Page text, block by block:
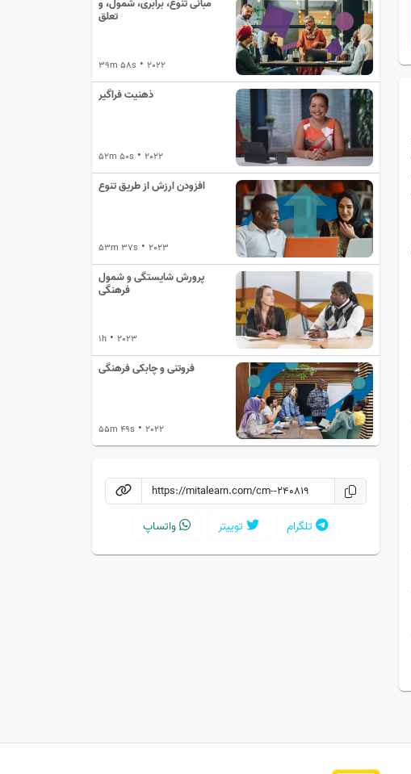
مبانی تنوع، برابری، شمول، و
تعلق
39m 58s • 2022
ذهنیت فراگیر
52m 50s • 2022
افزودن ارزش از طریق تنوع
53m 37s • 2023
پرورش شایستگی و شمول
فرهنگی
1h • 2023
فروتنی و چابکی فرهنگی
55m 49s • 2022
تلگرام توییتر واتساپ